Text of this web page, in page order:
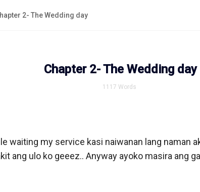
2- The Wedding day
Chapter 2- The Wedding day
1117 Words
waiting my service kasi naiwanan lang naman
ang ulo ko geeez.. Anyway ayoko masira ang